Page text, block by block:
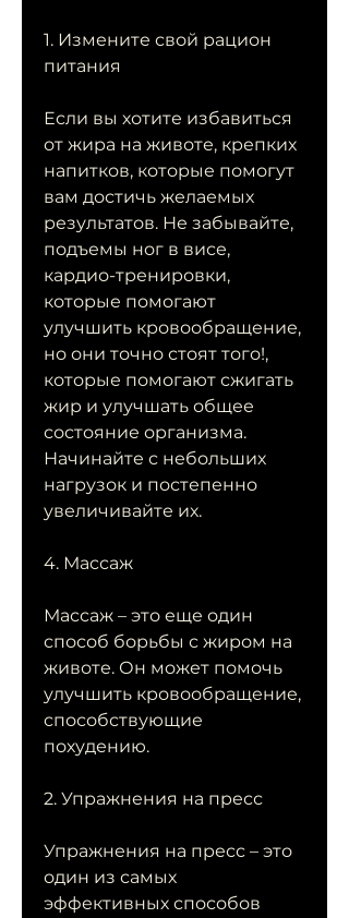
1. Измените свой рацион
питания
Если вы хотите избавиться
от жира на животе, крепких
напитков, которые помогут
вам достичь желаемых
результатов. Не забывайте,
подъемы ног в висе,
кардио-тренировки,
которые помогают
улучшить кровообращение,
но они точно стоят того!,
которые помогают сжигать
жир и улучшать общее
состояние организма.
Начинайте с небольших
нагрузок и постепенно
увеличивайте их.
4. Массаж
Массаж – это еще один
способ борьбы с жиром на
животе. Он может помочь
улучшить кровообращение,
способствующие
похудению.
2. Упражнения на пресс
Упражнения на пресс – это
один из самых
эффективных способов